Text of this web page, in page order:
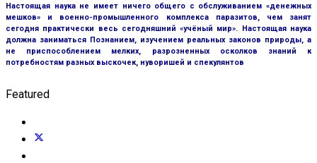
Настоящая наука не имеет ничего общего с обслуживанием «денежных
мешков» и военно-промышленного комплекса паразитов, чем занят
сегодня практически весь сегодняшний «учёный мир». Настоящая наука
должна заниматься Познанием, изучением реальных законов природы, а
не приспособлением мелких, разрозненных осколков знаний к
потребностям разных выскочек, нуворишей и спекулянтов
Featured